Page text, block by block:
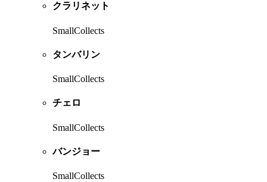
クラリネット
SmallCollects
タンバリン
SmallCollects
チェロ
SmallCollects
バンジョー
SmallCollects